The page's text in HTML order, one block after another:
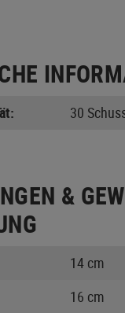
30
&
14 cm
16 cm